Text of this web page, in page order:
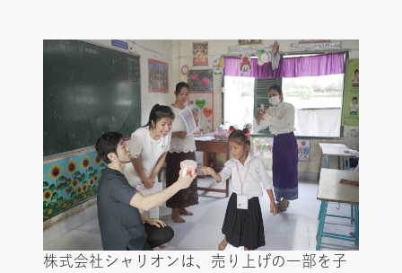
株式会社シャリオンは、売り上げの一部を子